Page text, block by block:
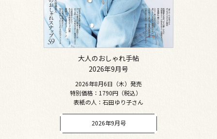
大人のおしゃれ手帖
2026年9月号
2026年8月6日（木）発売
特別価格：1790円（税込）
表紙の人：石田ゆり子さん
2026年9月号